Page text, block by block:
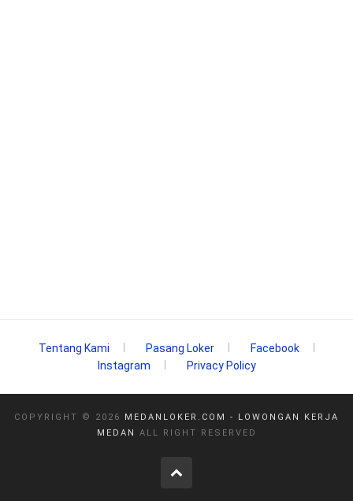
Tentang Kami Pasang Loker
Facebook
Instagram
Privacy Policy
COPYRIGHT © 2026
MEDANLOKER.COM - LOWONGAN KERJA
MEDAN
ALL RIGHT RESERVED